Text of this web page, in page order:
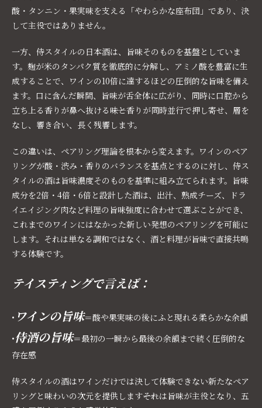
酸・タンニン・果実味を支える「やわらかな座布団」であり、決
して主役ではありません。
一方、侍スタイルの日本酒は、旨味そのものを基盤としていま
す。麹が米のタンパク質を徹底的に分解し、アミノ酸を豊富に生
成することで、ワインの10倍に達するほどの圧倒的な旨味を備え
ます。口に含んだ瞬間、旨味が舌全体に広がり、同時に口腔から
立ち上る香りが鼻へ抜ける――味と香りが同時並行で押し寄せ、層を
なし、響き合い、長く残響します。
この違いは、ペアリング理論を根本から変えます。ワインのペア
リングが酸・渋み・香りのバランスを基点とするのに対し、侍ス
タイルの酒は旨味濃度そのものを基準に組み立てられます。旨味
成分を2倍・4倍・6倍と設計した酒は、出汁、熟成チーズ、ドラ
イエイジング肉など料理の旨味強度に合わせて選ぶことができ、
これまでのワインにはなかった新しい発想のペアリングを可能に
します。それは単なる調和ではなく、酒と料理が旨味で直接共鳴
する体験です。
テイスティングで言えば：
• ワインの旨味＝酸や果実味の後にふと現れる柔らかな余韻
•侍酒の旨味＝最初の一瞬から最後の余韻まで続く圧倒的な
存在感
侍スタイルの酒はワインだけでは決して体験できない新たなペア
リングと味わいの次元を提供します――それは旨味が主役となり、五